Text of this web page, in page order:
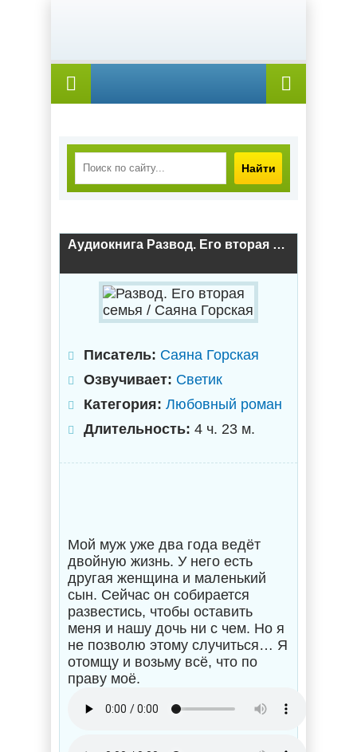
Найти
Аудиокнига Развод. Его вторая семья / Саяна Горская
Писатель: Саяна Горская
Озвучивает: Светик
Категория: Любовный роман
Длительность: 4 ч. 23 м.
Мой муж уже два года ведёт
двойную жизнь. У него есть
другая женщина и маленький
сын. Сейчас он собирается
развестись, чтобы оставить
меня и нашу дочь ни с чем. Но я
не позволю этому случиться… Я
отомщу и возьму всё, что по
праву моё.